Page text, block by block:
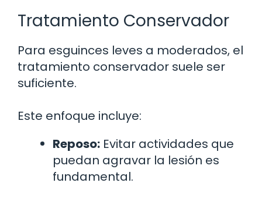
Tratamiento Conservador
Para esguinces leves a moderados, el
tratamiento conservador suele ser
suficiente.
Este enfoque incluye:
Reposo: Evitar actividades que
puedan agravar la lesión es
fundamental.